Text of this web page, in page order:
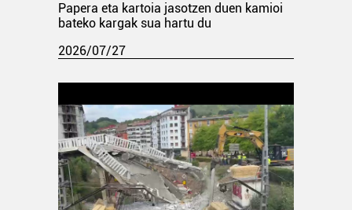
Papera eta kartoia jasotzen duen kamioi
bateko kargak sua hartu du
2026/07/27